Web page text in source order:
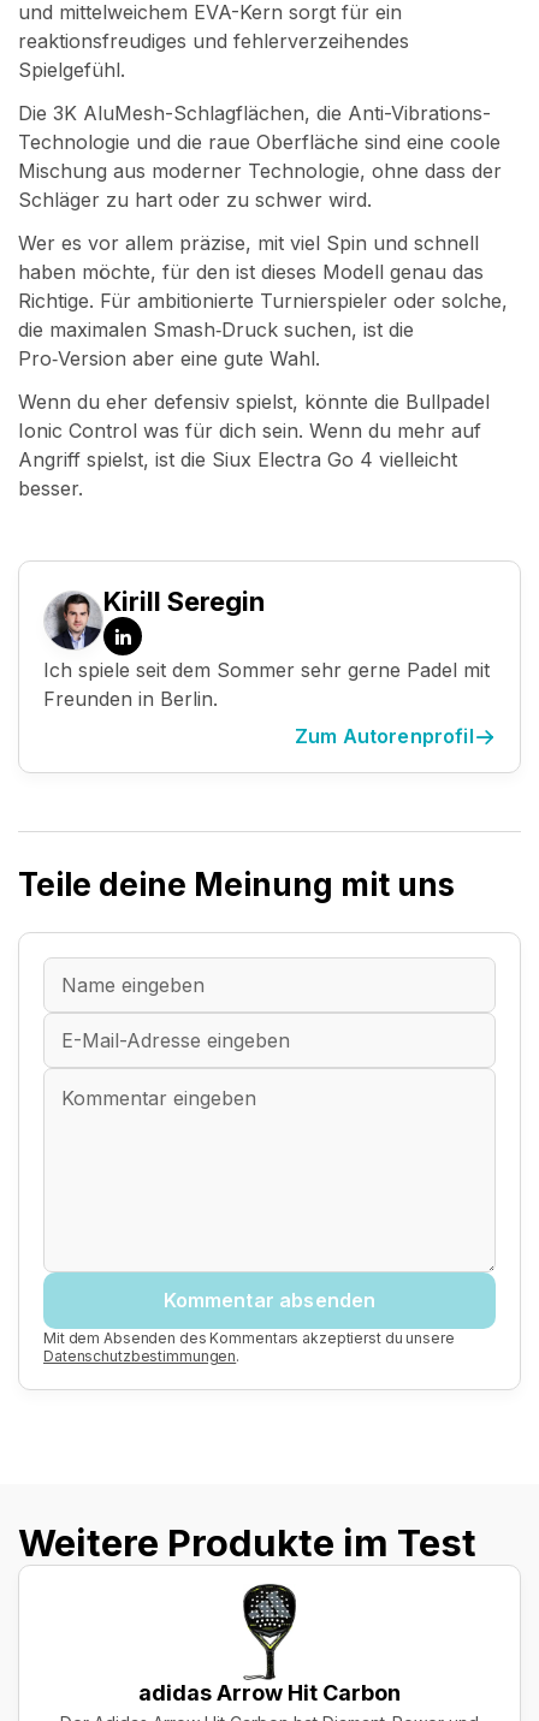
und mittelweichem EVA-Kern sorgt für ein
reaktionsfreudiges und fehlerverzeihendes
Spielgefühl.
Die 3K AluMesh-Schlagflächen, die Anti-Vibrations-
Technologie und die raue Oberfläche sind eine coole
Mischung aus moderner Technologie, ohne dass der
Schläger zu hart oder zu schwer wird.
Wer es vor allem präzise, mit viel Spin und schnell
haben möchte, für den ist dieses Modell genau das
Richtige. Für ambitionierte Turnierspieler oder solche,
die maximalen Smash‑Druck suchen, ist die
Pro‑Version aber eine gute Wahl.
Wenn du eher defensiv spielst, könnte die Bullpadel
Ionic Control was für dich sein. Wenn du mehr auf
Angriff spielst, ist die Siux Electra Go 4 vielleicht
besser.
Kirill Seregin
LinkedIn
Ich spiele seit dem Sommer sehr gerne Padel mit
Freunden in Berlin.
Zum Autorenprofil
Teile deine Meinung mit uns
Mit dem Absenden des Kommentars akzeptierst du unsere
Datenschutzbestimmungen.
Kommentar absenden
Weitere Produkte im Test
adidas Arrow Hit Carbon